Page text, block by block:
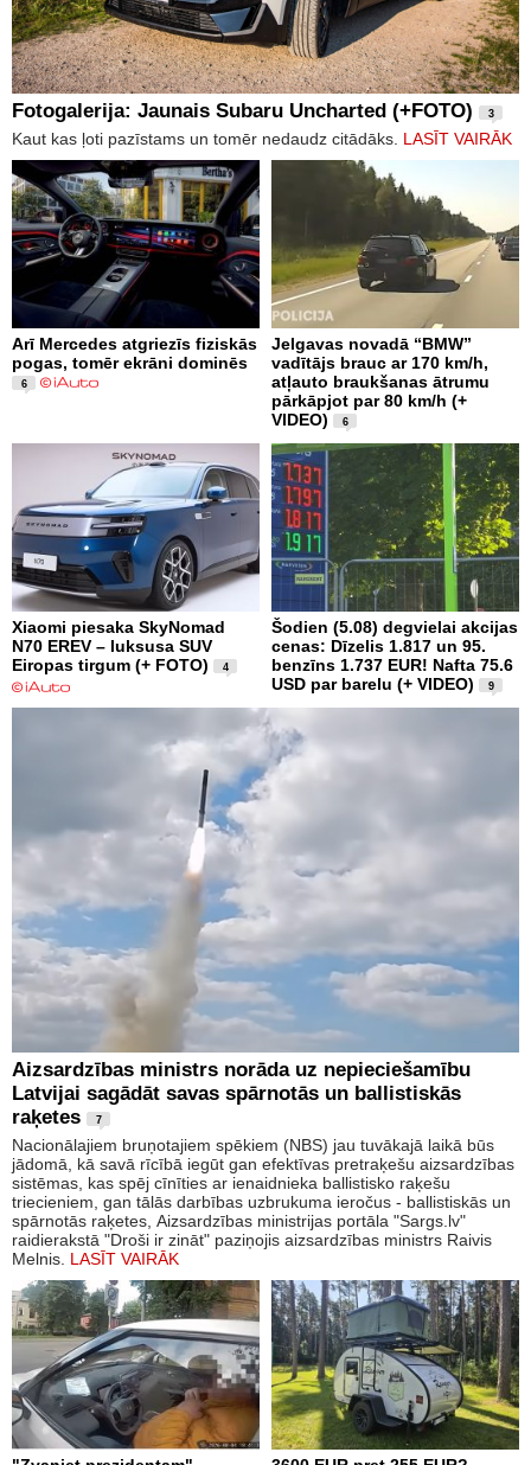
Fotogalerija: Jaunais Subaru Uncharted (+FOTO) 3
Kaut kas ļoti pazīstams un tomēr nedaudz citādāks. LASĪT VAIRĀK
Arī Mercedes atgriezīs fiziskās
pogas, tomēr ekrāni dominēs
6
Jelgavas novadā “BMW”
vadītājs brauc ar 170 km/h,
atļauto braukšanas ātrumu
pārkāpjot par 80 km/h (+
VIDEO)
6
Xiaomi piesaka SkyNomad
N70 EREV – luksusa SUV
Eiropas tirgum (+ FOTO)
4
Šodien (5.08) degvielai akcijas
cenas: Dīzelis 1.817 un 95.
benzīns 1.737 EUR! Nafta 75.6
USD par barelu (+ VIDEO)
9
Aizsardzības ministrs norāda uz nepieciešamību
Latvijai sagādāt savas spārnotās un ballistiskās
raķetes
7
Nacionālajiem bruņotajiem spēkiem (NBS) jau tuvākajā laikā būs
jādomā, kā savā rīcībā iegūt gan efektīvas pretraķešu aizsardzības
sistēmas, kas spēj cīnīties ar ienaidnieka ballistisko raķešu
triecieniem, gan tālās darbības uzbrukuma ieročus - ballistiskās un
spārnotās raķetes, Aizsardzības ministrijas portāla "Sargs.lv"
raidierakstā "Droši ir zināt" paziņojis aizsardzības ministrs Raivis
Melnis. LASĪT VAIRĀK